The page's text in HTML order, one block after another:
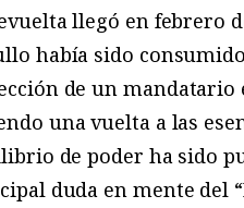
llegó en febrero
había sido
de un mandatario
una vuelta a las
de poder ha sido
duda en mente del